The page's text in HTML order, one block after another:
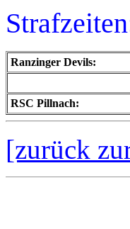
Ranzinger Devils:
RSC Pillnach:
[zurück